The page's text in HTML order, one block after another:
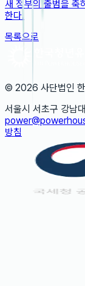
새 정부의 출범을 축
한다.
목록으로
© 2026 사단법인
서울시 서초구 강남
방침